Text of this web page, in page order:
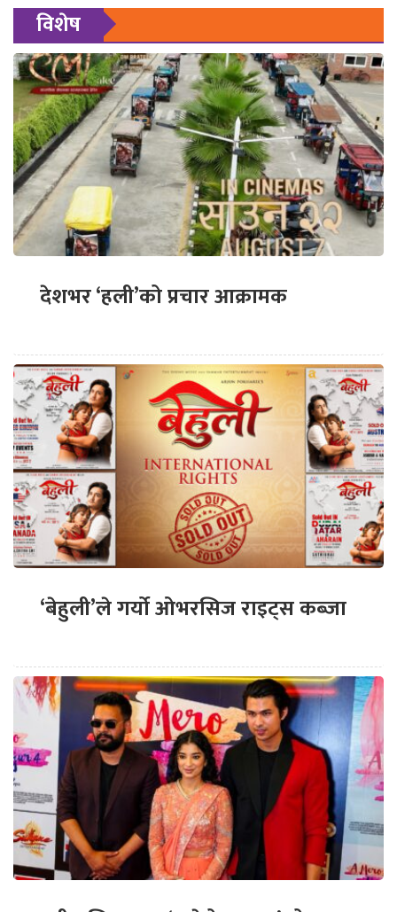
विशेष
देशभर ‘हली’को प्रचार आक्रामक
‘बेहुली’ले गर्यो ओभरसिज राइट्स कब्जा